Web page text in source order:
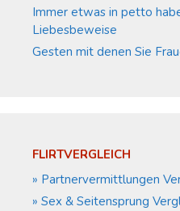
Immer etwas in petto
Liebesbeweise
Gesten mit denen Sie
FLIRTVERGLEICH
» Partnervermittlungen
» Sex & Seitensprung